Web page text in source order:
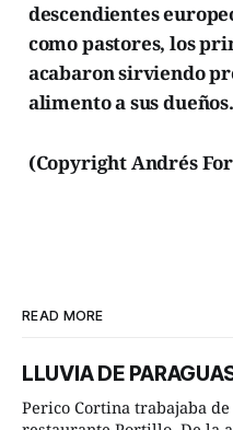
descendientes
como pastores, los
acabaron sirviendo
alimento a sus dueños.
(Copyright Andrés
READ MORE
LLUVIA DE
Perico Cortina trabajaba